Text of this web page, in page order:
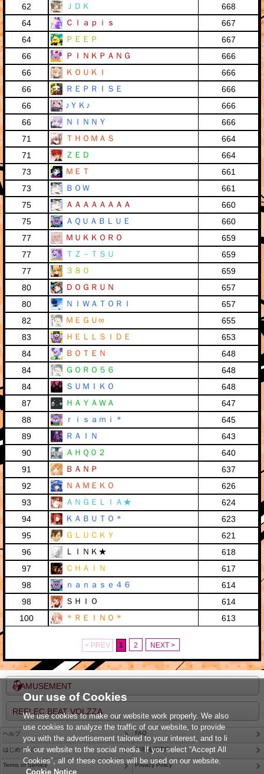
62
ＪＤＫ
668
64
Ｃｌａｐｉｓ
667
64
ＰＥＥＰ
667
66
ＰＩＮＫＰＡＮＧ
666
66
ＫＯＵＫＩ
666
66
ＲＥＰＲＩＳＥ
666
66
♪ＹＫ♪
666
66
ＮＩＮＮＹ
666
71
ＴＨＯＭＡＳ
664
71
ＺＥＤ
664
73
ＭＥＴ
661
73
ＢＯＷ
661
75
ＡＡＡＡＡＡＡＡ
660
75
ＡＱＵＡＢＬＵＥ
660
77
ＭＵＫＫＯＲＯ
659
77
ＴＺ－ＴＳＵ
659
77
３８０
659
80
ＤＯＧＲＵＮ
657
80
ＮＩＷＡＴＯＲＩ
657
82
ＭＥＧＵ∞
655
83
ＨＥＬＬＳＩＤＥ
653
84
ＢＯＴＥＮ
648
84
ＧＯＲＯ５６
648
84
ＳＵＭＩＫＯ
648
87
ＨＡＹＡＷＡ
647
88
ｒｉｓａｍｉ＊
645
89
ＲＡＩＮ
643
90
ＡＨＱ０２
640
91
ＢＡＮＰ
637
92
ＮＡＭＥＫＯ
626
93
ＡＮＧＥＬＩＡ★
624
94
ＫＡＢＵＴＯ＊
623
95
ＧＬＵＣＫＹ
621
96
ＬＩＮＫ★
618
97
ＣＨＡＩＮ
617
98
ｎａｎａｓｅ４６
614
98
ＳＨＩＯ
614
100
＊ＲＥＩＮＯ＊ 613
< PREV 1 2 NEXT >
e-AMUSEMENT
REFLEC BEAT VOLZZA
ヘルプ FAQ
はじめての方 利用推奨環境
Terms of Service Privacy Policy
Our use of Cookies
We use cookies to make our website work properly. We also
use cookies to analyze the traffic of our website, to provide
you with the advertisement tailored to your interest, and to li
nk our website to the social media. If you select “Accept All
Cookies”, all of these cookies will be used on our website.
Cookie Notice